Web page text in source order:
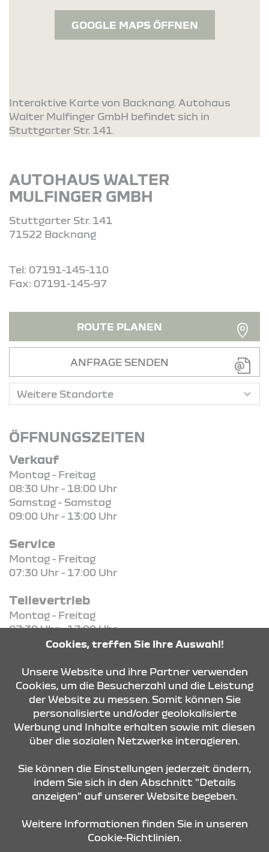
GOOGLE MAPS ÖFFNEN
Interaktive Karte von Backnang. Autohaus
Walter Mulfinger GmbH befindet sich in
Stuttgarter Str. 141.
AUTOHAUS WALTER
MULFINGER GMBH
Stuttgarter Str. 141
71522 Backnang
Tel: 07191-145-110
Fax: 07191-145-97
ROUTE PLANEN
ANFRAGE SENDEN
ÖFFNUNGSZEITEN
Verkauf
Montag - Freitag
08:30 Uhr - 18:00 Uhr
Samstag - Samstag
09:00 Uhr - 13:00 Uhr
Service
Montag - Freitag
07:30 Uhr - 17:00 Uhr
Teilevertrieb
Montag - Freitag
07:30 Uhr - 17:00 Uhr
KONTAKT & ANFAHRT
ÖFFNUNGSZEITEN
STANDORTE
Cookies, treffen Sie Ihre Auswahl!
Unsere Website und ihre Partner verwenden
Cookies, um die Besucherzahl und die Leistung
der Website zu messen. Somit können Sie
personalisierte und/oder geolokalisierte
Werbung und Inhalte erhalten sowie mit diesen
über die sozialen Netzwerke interagieren.
Sie können die Einstellungen jederzeit ändern,
indem Sie sich in den Abschnitt "Details
anzeigen" auf unserer Website begeben.
Weitere Informationen finden Sie in unseren
Cookie-Richtlinien.